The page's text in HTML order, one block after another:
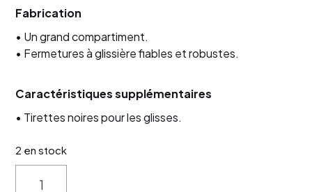
Fabrication
• Un grand compartiment.
• Fermetures à glissière fiables et robustes.
Caractéristiques supplémentaires
• Tirettes noires pour les glisses.
2 en stock